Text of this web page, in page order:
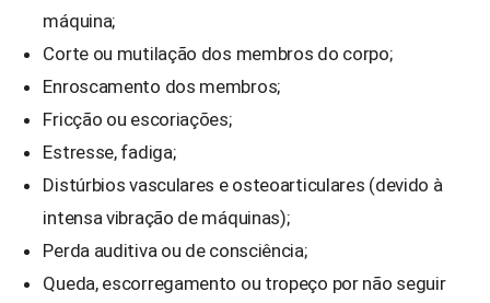
máquina;
Corte ou mutilação dos membros do corpo;
Enroscamento dos membros;
Fricção ou escoriações;
Estresse, fadiga;
Distúrbios vasculares e osteoarticulares (devido à
intensa vibração de máquinas);
Perda auditiva ou de consciência;
Queda, escorregamento ou tropeço por não seguir